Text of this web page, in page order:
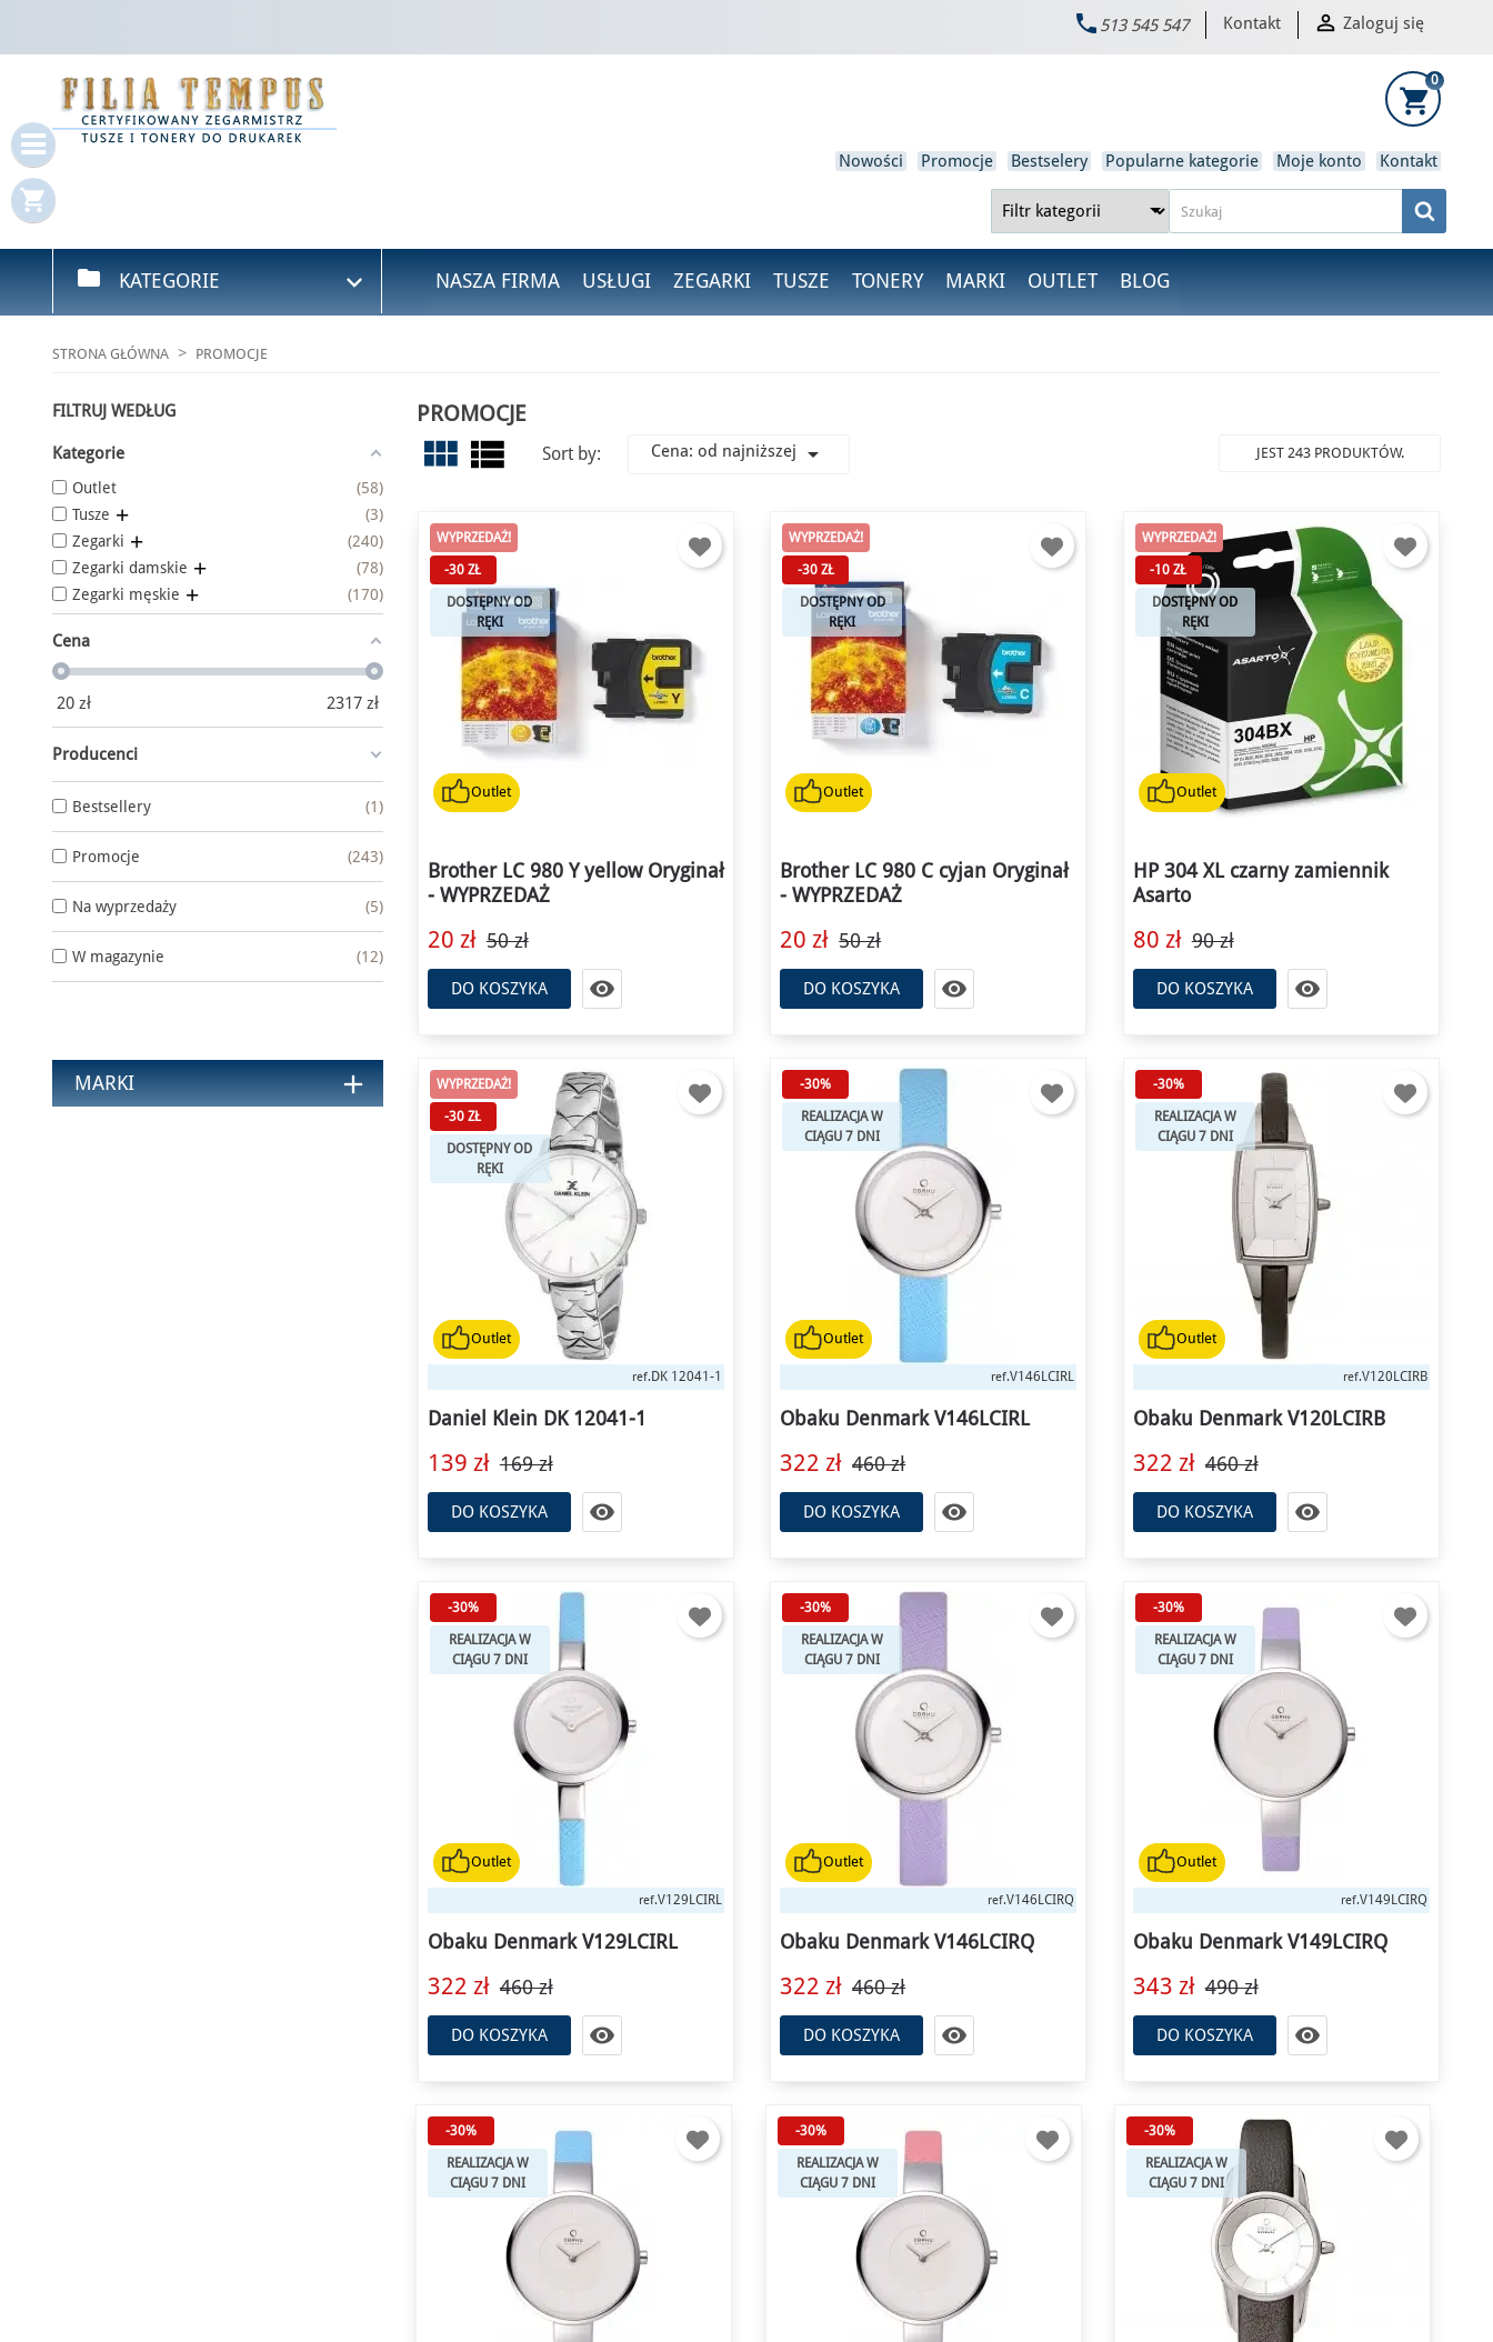
 513 545 547 Kontakt  Zaloguj się
shopping_cart
shopping_cart
0
Nowości Promocje Bestselery Popularne kategorie Moje konto Kontakt
folder KATEGORIE  NASZA FIRMA USŁUGI ZEGARKI TUSZE TONERY MARKI OUTLET BLOG
STRONA GŁÓWNA PROMOCJE
FILTRUJ WEDŁUG
Kategorie
Outlet
58
Tusze
3
Zegarki
240
Zegarki damskie
78
Zegarki męskie
170
Cena
20 zł 2317zł
Producenci
Bestsellery 1
Promocje 243
Na wyprzedaży 5
W magazynie 12
MARKI add
PROMOCJE
view_module view_list Sort by: Cena: od najniższej  JEST 243 PRODUKTÓW.
Outlet
WYPRZEDAŻ!
-30 ZŁ
DOSTĘPNY OD
RĘKI
Brother LC 980 Y yellow Oryginał
- WYPRZEDAŻ
20 zł 50 zł
DO KOSZYKA 
Outlet
WYPRZEDAŻ!
-30 ZŁ
DOSTĘPNY OD
RĘKI
Brother LC 980 C cyjan Oryginał
- WYPRZEDAŻ
20 zł 50 zł
DO KOSZYKA 
Outlet
WYPRZEDAŻ!
-10 ZŁ
DOSTĘPNY OD
RĘKI
HP 304 XL czarny zamiennik
Asarto
80 zł 90 zł
DO KOSZYKA 
Outlet
WYPRZEDAŻ!
-30 ZŁ
DOSTĘPNY OD
RĘKI
ref.DK 12041-1
Daniel Klein DK 12041-1
139 zł 169 zł
DO KOSZYKA 
Outlet
-30%
REALIZACJA W
CIĄGU 7 DNI
ref.V146LCIRL
Obaku Denmark V146LCIRL
322 zł 460 zł
DO KOSZYKA 
Outlet
-30%
REALIZACJA W
CIĄGU 7 DNI
ref.V120LCIRB
Obaku Denmark V120LCIRB
322 zł 460 zł
DO KOSZYKA 
Outlet
-30%
REALIZACJA W
CIĄGU 7 DNI
ref.V129LCIRL
Obaku Denmark V129LCIRL
322 zł 460 zł
DO KOSZYKA 
Outlet
-30%
REALIZACJA W
CIĄGU 7 DNI
ref.V146LCIRQ
Obaku Denmark V146LCIRQ
322 zł 460 zł
DO KOSZYKA 
Outlet
-30%
REALIZACJA W
CIĄGU 7 DNI
ref.V149LCIRQ
Obaku Denmark V149LCIRQ
343 zł 490 zł
DO KOSZYKA 
-30%
REALIZACJA W
CIĄGU 7 DNI
-30%
REALIZACJA W
CIĄGU 7 DNI
-30%
REALIZACJA W
CIĄGU 7 DNI
×
Zaloguj się